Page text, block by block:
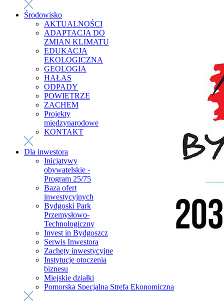
Środowisko
AKTUALNOŚCI
ADAPTACJA DO
ZMIAN KLIMATU
EDUKACJA
EKOLOGICZNA
GEOLOGIA
HAŁAS
ODPADY
POWIETRZE
ZACHEM
Projekty
międzynarodowe
KONTAKT
Dla inwestora
Inicjatywy
obywatelskie -
Program 25/75
Baza ofert
inwestycyjnych
Bydgoski Park
Przemysłowo-
Technologiczny
Invest in Bydgoszcz
Serwis Inwestora
Zachęty inwestycyjne
Instytucje otoczenia
biznesu
Miejskie działki
Pomorska Specjalna Strefa Ekonomiczna